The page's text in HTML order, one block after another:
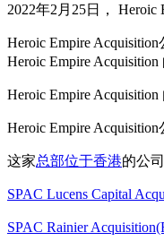
2022年2月25日，
Heroic Empire
Heroic Empire
Heroic Empire
Heroic Empire
这家总部位于香港的公
SPAC Lucens Capital
SPAC Rainier